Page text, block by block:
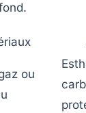
ou